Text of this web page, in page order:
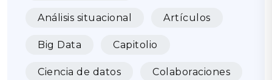
Análisis situacional Artículos
Big Data Capitolio
Ciencia de datos Colaboraciones